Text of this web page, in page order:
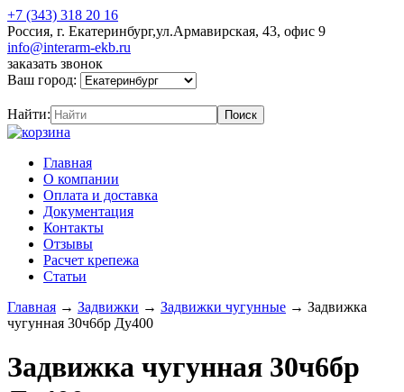
+7 (343) 318 20 16
Россия, г. Екатеринбург,ул.Армавирская, 43, офис 9
info@interarm-ekb.ru
заказать звонок
Ваш город:
Найти:
Главная
О компании
Оплата и доставка
Документация
Контакты
Отзывы
Расчет крепежа
Статьи
Главная → Задвижки → Задвижки чугунные → Задвижка
чугунная 30ч6бр Ду400
Задвижка чугунная 30ч6бр